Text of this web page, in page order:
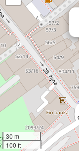
30 m
100 ft